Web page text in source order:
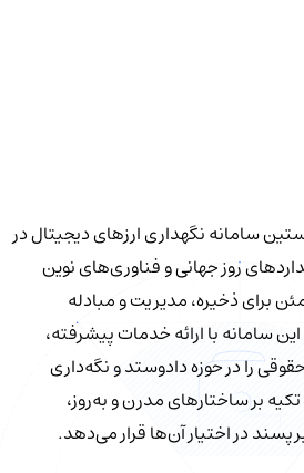
سامانه نگهداری ارزهای دیجیتال در
روز جهانی و فناوری‌های نوین
برای ذخیره، مدیریت و مبادله
سامانه با ارائه خدمات پیشرفته،
را در حوزه دادوستد و نگه‌داری
بر ساختارهای مدرن و به‌روز،
در اختیار آن‌ها قرار می‌دهد.